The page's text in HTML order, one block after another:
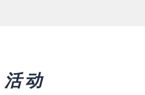
活动